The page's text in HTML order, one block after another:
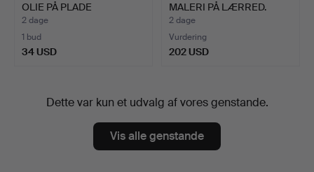
OLIE PÅ PLADE
'ALOCASIA…
2 dage
1 bud
34 USD
MALERI PÅ LÆRRED.
2 dage
Vurdering
202 USD
Dette var kun et udvalg af vores genstande.
Vis alle genstande